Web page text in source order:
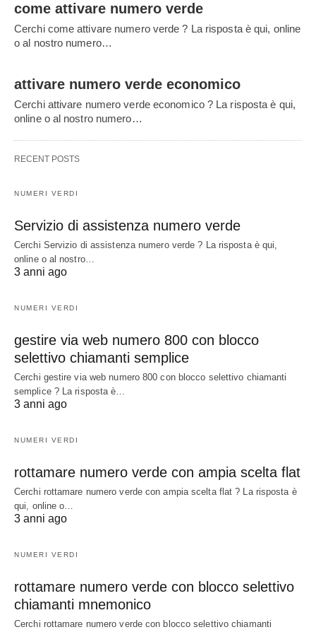
come attivare numero verde
Cerchi come attivare numero verde ? La risposta è qui, online
o al nostro numero…
attivare numero verde economico
Cerchi attivare numero verde economico ? La risposta è qui,
online o al nostro numero…
RECENT POSTS
NUMERI VERDI
Servizio di assistenza numero verde
Cerchi Servizio di assistenza numero verde ? La risposta è qui,
online o al nostro…
3 anni ago
NUMERI VERDI
gestire via web numero 800 con blocco
selettivo chiamanti semplice
Cerchi gestire via web numero 800 con blocco selettivo chiamanti
semplice ? La risposta è…
3 anni ago
NUMERI VERDI
rottamare numero verde con ampia scelta flat
Cerchi rottamare numero verde con ampia scelta flat ? La risposta è
qui, online o…
3 anni ago
NUMERI VERDI
rottamare numero verde con blocco selettivo
chiamanti mnemonico
Cerchi rottamare numero verde con blocco selettivo chiamanti